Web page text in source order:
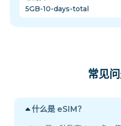
5GB-10-days-total
常见
什么是 eSIM？